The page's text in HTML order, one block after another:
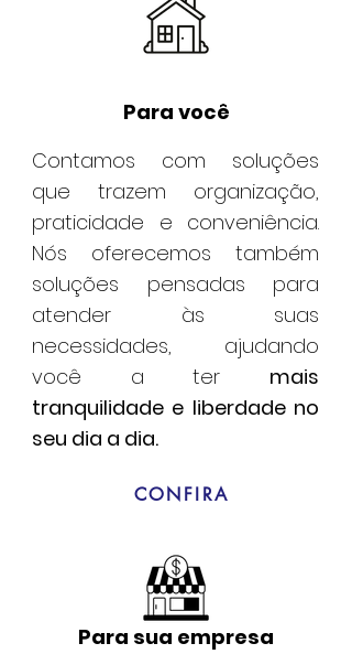
Para você
Contamos com soluções
que trazem organização,
praticidade e conveniência.
Nós oferecemos também
soluções pensadas para
atender às suas
necessidades, ajudando
você a ter mais
tranquilidade e liberdade no
seu dia a dia.
Para sua empresa
CONFIRA